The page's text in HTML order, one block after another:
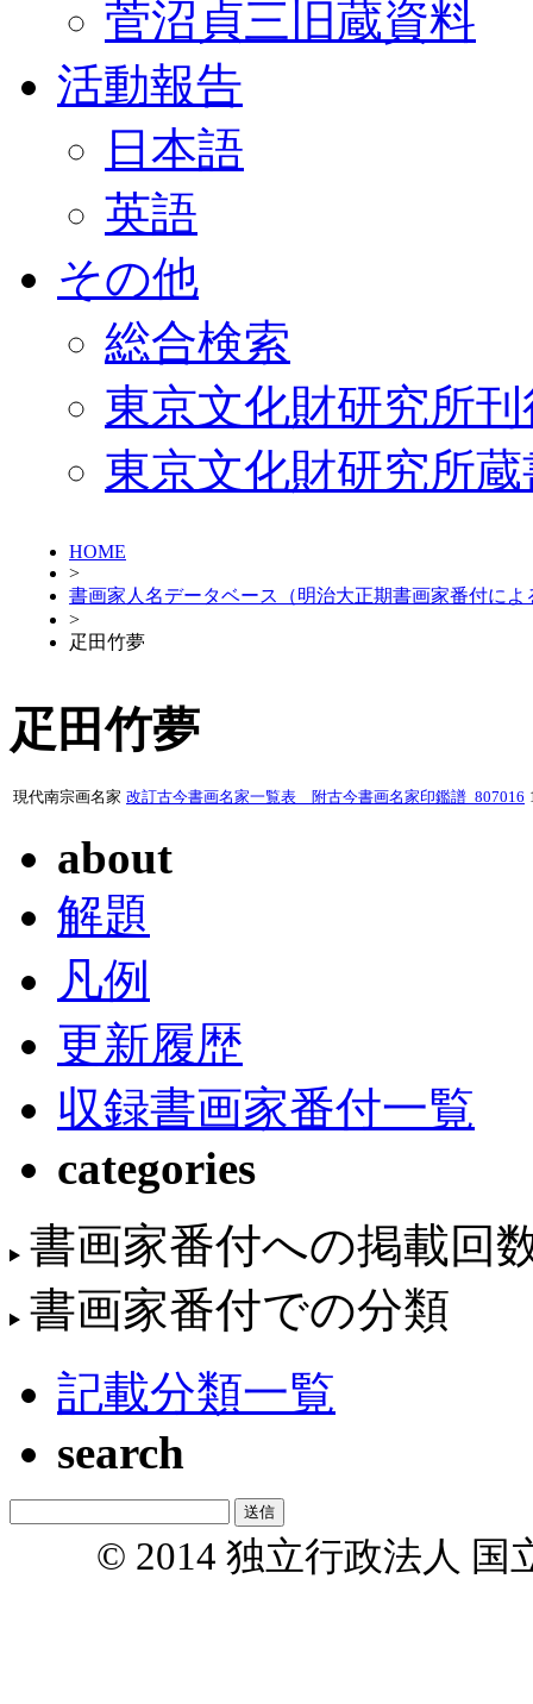
菅沼貞三旧蔵資料
活動報告
日本語
英語
その他
総合検索
東京文化財研究所
東京文化財研究所
HOME
>
書画家人名データベース（明治大正期書画家番付によ
>
疋田竹夢
疋田竹夢
現代南宗画名家 改訂古今書画名家一覧表 附古今書画名家印鑑譜_807016
about
解題
凡例
更新履歴
収録書画家番付一覧
categories
書画家番付への掲載回
書画家番付での分類
記載分類一覧
search
© 2014 独立行政法人 国